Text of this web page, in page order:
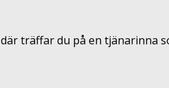
träffar du på en tjänarinna